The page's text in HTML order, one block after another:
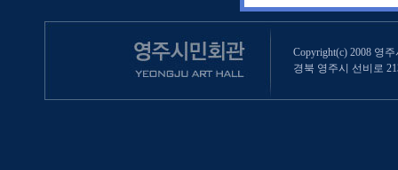
Copyright(c) 2008 영
경북 영주시 선비로